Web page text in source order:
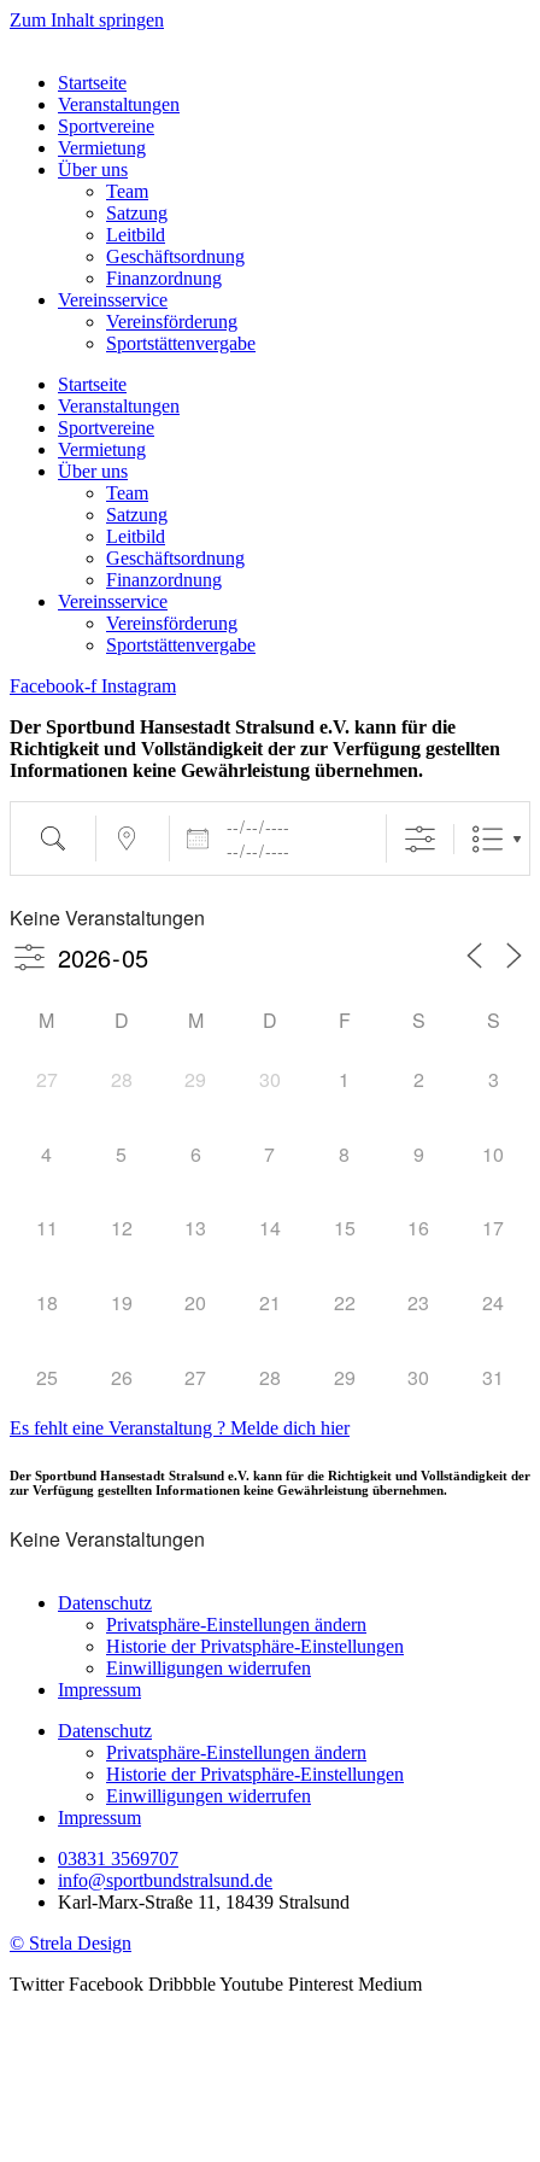
Zum Inhalt springen
Startseite
Veranstaltungen
Sportvereine
Vermietung
Über uns
Team
Satzung
Leitbild
Geschäftsordnung
Finanzordnung
Vereinsservice
Vereinsförderung
Sportstättenvergabe
Startseite
Veranstaltungen
Sportvereine
Vermietung
Über uns
Team
Satzung
Leitbild
Geschäftsordnung
Finanzordnung
Vereinsservice
Vereinsförderung
Sportstättenvergabe
Facebook-f Instagram
Der Sportbund Hansestadt Stralsund e.V. kann für die
Richtigkeit und Vollständigkeit der zur Verfügung gestellten
Informationen keine Gewährleistung übernehmen.
Suche Nahe ... Daten
Keine Veranstaltungen
M D M D F S S
27 28 29 30 1 2 3
4 5 6 7 8 9 10
11 12 13 14 15 16 17
18 19 20 21 22 23 24
25 26 27 28 29 30 31
Es fehlt eine Veranstaltung ? Melde dich hier
Der Sportbund Hansestadt Stralsund e.V. kann für die Richtigkeit und Vollständigkeit der
zur Verfügung gestellten Informationen keine Gewährleistung übernehmen.
Keine Veranstaltungen
Datenschutz
Privatsphäre-Einstellungen ändern
Historie der Privatsphäre-Einstellungen
Einwilligungen widerrufen
Impressum
Datenschutz
Privatsphäre-Einstellungen ändern
Historie der Privatsphäre-Einstellungen
Einwilligungen widerrufen
Impressum
03831 3569707
info@sportbundstralsund.de
Karl-Marx-Straße 11, 18439 Stralsund
© Strela Design
Twitter Facebook DribbbleYoutube Pinterest Medium